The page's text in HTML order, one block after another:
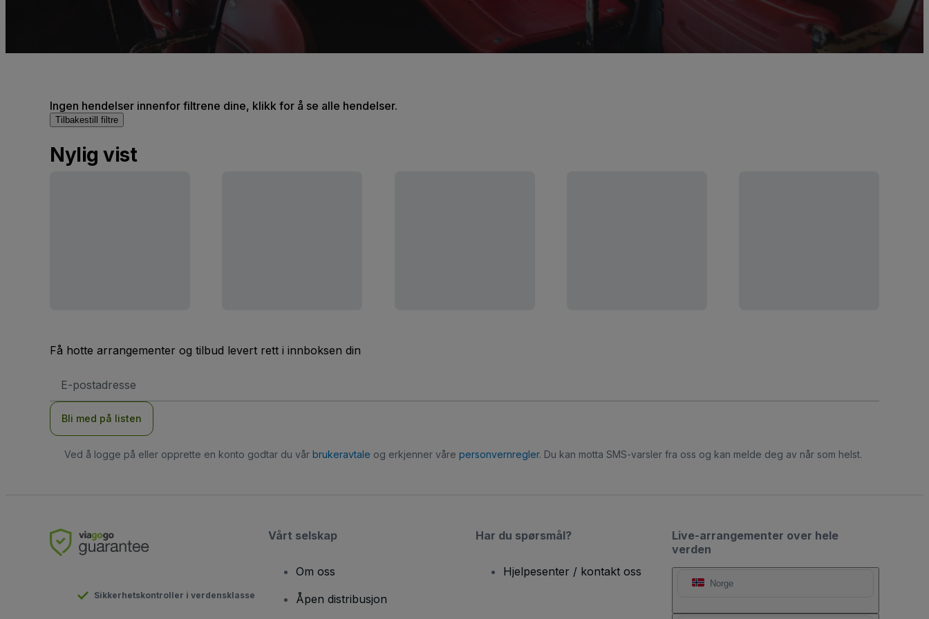
Ingen hendelser innenfor filtrene dine, klikk for å se alle hendelser.
Tilbakestill filtre
Nylig vist
Få hotte arrangementer og tilbud levert rett i innboksen din
postadresse
Bli med på listen
Ved å logge på eller opprette en konto godtar du vår brukeravtale og erkjenner våre personvernregler. Du kan motta SMS-varsler fra oss og kan melde deg av når som helst.
Live-arrangementer over hele
verden
Norge
Sikkerhetskontroller i verdensklasse
Vårt selskap
Om oss
Åpen distribusjon
Har du spørsmål?
Hjelpesenter / kontakt oss